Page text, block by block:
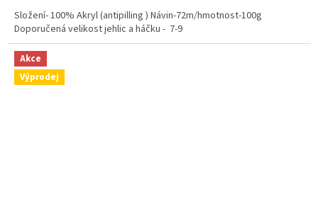
Složení- 100% Akryl (antipilling ) Návin-72m/hmotnost-100g
Doporučená velikost jehlic a háčku - 7-9
Akce
Výprodej